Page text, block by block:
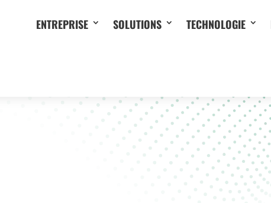
ENTREPRISE SOLUTIONS TECHNOLOGIE